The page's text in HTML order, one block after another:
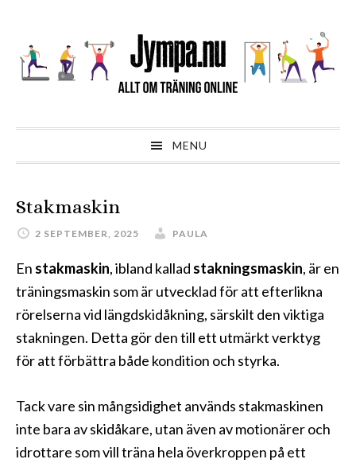
huvudnavigering
huvudinnehåll
sidfot
MENU
Stakmaskin
2 SEPTEMBER, 2025 PAULA
En stakmaskin, ibland kallad stakningsmaskin, är en
träningsmaskin som är utvecklad för att efterlikna
rörelserna vid längdskidåkning, särskilt den viktiga
stakningen. Detta gör den till ett utmärkt verktyg
för att förbättra både kondition och styrka.
Tack vare sin mångsidighet används stakmaskinen
inte bara av skidåkare, utan även av motionärer och
idrottare som vill träna hela överkroppen på ett